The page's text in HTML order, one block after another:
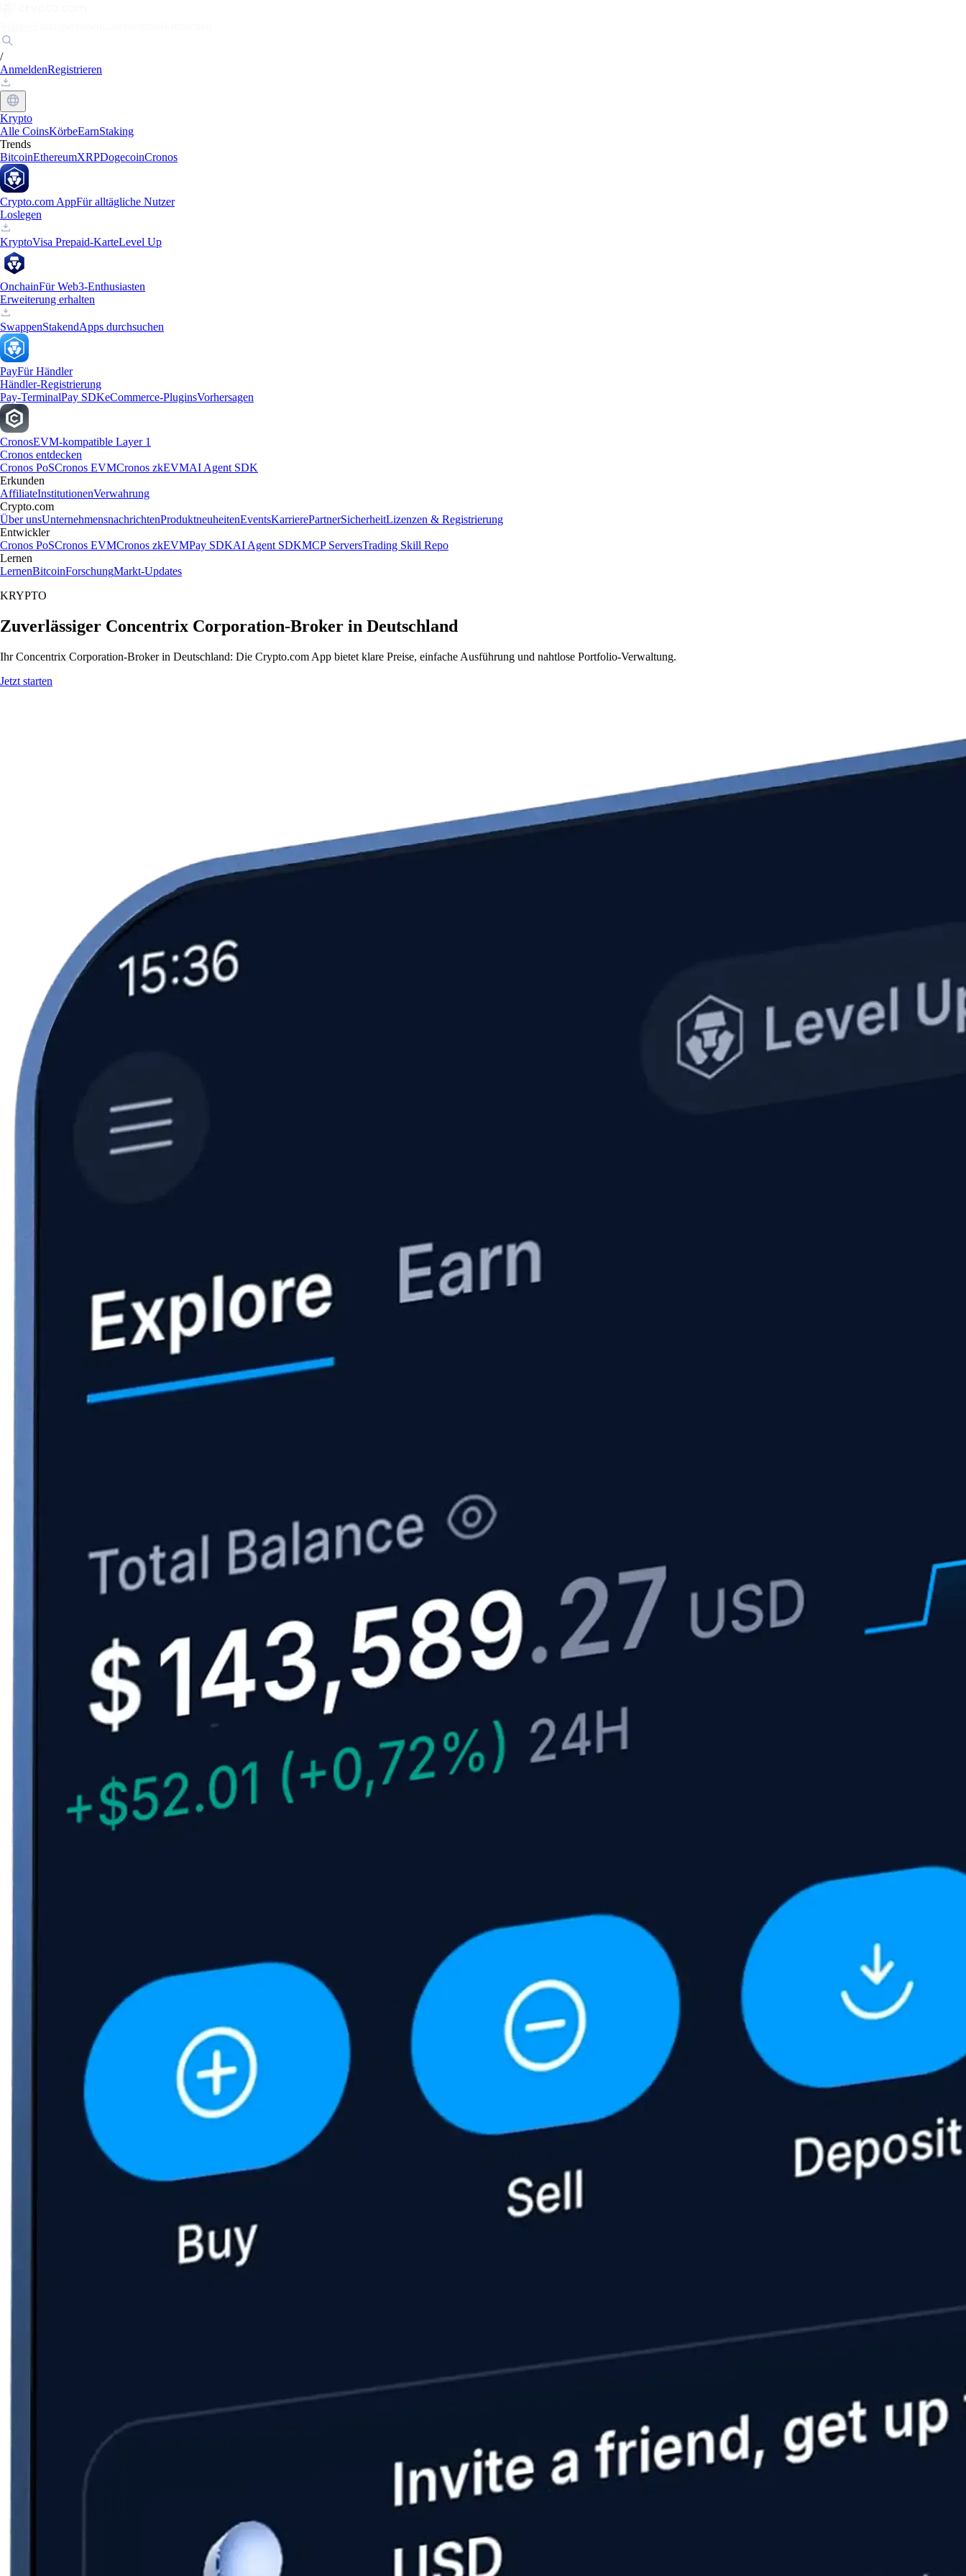
/
AnmeldenRegistrieren
Krypto
Alle CoinsKörbeEarnStaking
Trends
BitcoinEthereumXRPDogecoinCronos
Crypto.com AppFür alltägliche Nutzer
Loslegen
KryptoVisa Prepaid-KarteLevel Up
OnchainFür Web3-Enthusiasten
Erweiterung erhalten
SwappenStakendApps durchsuchen
PayFür Händler
Händler-Registrierung
Pay-TerminalPay SDKeCommerce-PluginsVorhersagen
CronosEVM-kompatible Layer 1
Cronos entdecken
Cronos PoSCronos EVMCronos zkEVMAI Agent SDK
Erkunden
AffiliateInstitutionenVerwahrung
Crypto.com
Über unsUnternehmensnachrichtenProduktneuheitenEventsKarrierePartnerSicherheitLizenzen & Registrierung
Entwickler
Cronos PoSCronos EVMCronos zkEVMPay SDKAI Agent SDKMCP ServersTrading Skill Repo
Lernen
LernenBitcoinForschungMarkt-Updates
KRYPTO
Zuverlässiger Concentrix Corporation-Broker in Deutschland
Ihr Concentrix Corporation-Broker in Deutschland: Die Crypto.com App bietet klare Preise, einfache Ausführung und nahtlose Portfolio-Verwaltung.
Jetzt starten